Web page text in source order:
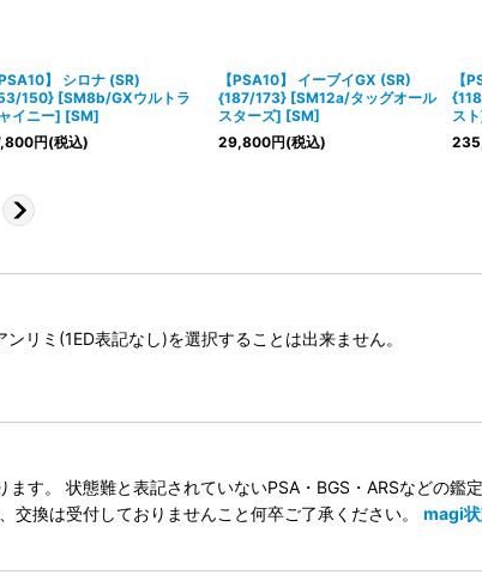
PSA10】 シロナ (SR)
150} [SM8b/GXウルトラ
イニー] [SM]
円(税込)
【PSA10】 イーブイGX (SR)
{187/173} [SM12a/タッグオール
スターズ] [SM]
29,800円(税込)
【
ス
リミ(1ED表記なし)を選択することは出来ません。
す。 状態難と表記されていないPSA・BGS・ARSなどの鑑
換は受付しておりませんこと何卒ご了承ください。 magi